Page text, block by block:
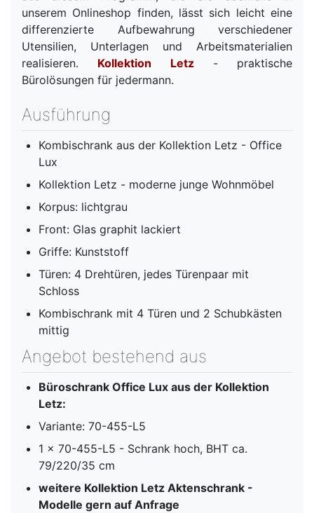
unserem Onlineshop finden, lässt sich leicht eine
differenzierte Aufbewahrung verschiedener
Utensilien, Unterlagen und Arbeitsmaterialien
realisieren. Kollektion Letz- praktische
Bürolösungen für jedermann.
Ausführung
Kombischrank aus der Kollektion Letz - Office
Lux
Kollektion Letz - moderne junge Wohnmöbel
Korpus: lichtgrau
Front: Glas graphit lackiert
Griffe: Kunststoff
Türen: 4 Drehtüren, jedes Türenpaar mit
Schloss
Kombischrank mit 4 Türen und 2 Schubkästen
mittig
Angebot bestehend aus
Büroschrank Office Lux aus der Kollektion
Letz:
Variante: 70-455-L5
1 x 70-455-L5 - Schrank hoch, BHT ca.
79/220/35 cm
weitere Kollektion Letz Aktenschrank -
Modelle gern auf Anfrage